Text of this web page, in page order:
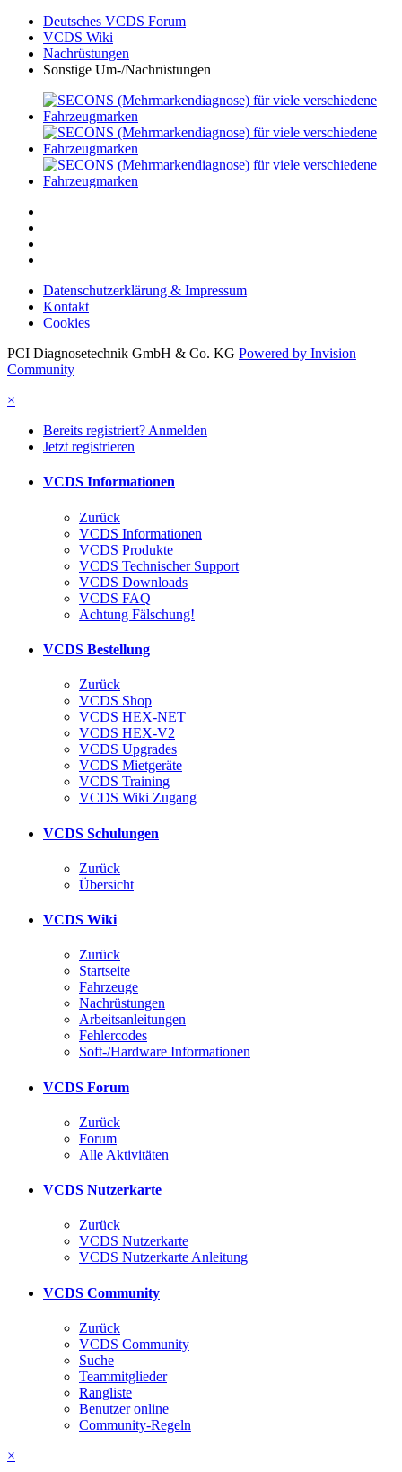
Deutsches VCDS Forum
VCDS Wiki
Nachrüstungen
Sonstige Um-/Nachrüstungen
Datenschutzerklärung & Impressum
Kontakt
Cookies
PCI Diagnosetechnik GmbH & Co. KG Powered by Invision
Community
×
Bereits registriert? Anmelden
Jetzt registrieren
VCDS Informationen
Zurück
VCDS Informationen
VCDS Produkte
VCDS Technischer Support
VCDS Downloads
VCDS FAQ
Achtung Fälschung!
VCDS Bestellung
Zurück
VCDS Shop
VCDS HEX-NET
VCDS HEX-V2
VCDS Upgrades
VCDS Mietgeräte
VCDS Training
VCDS Wiki Zugang
VCDS Schulungen
Zurück
Übersicht
VCDS Wiki
Zurück
Startseite
Fahrzeuge
Nachrüstungen
Arbeitsanleitungen
Fehlercodes
Soft-/Hardware Informationen
VCDS Forum
Zurück
Forum
Alle Aktivitäten
VCDS Nutzerkarte
Zurück
VCDS Nutzerkarte
VCDS Nutzerkarte Anleitung
VCDS Community
Zurück
VCDS Community
Suche
Teammitglieder
Rangliste
Benutzer online
Community-Regeln
×